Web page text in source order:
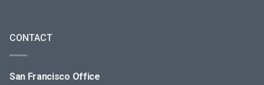
CONTACT
San Francisco Office